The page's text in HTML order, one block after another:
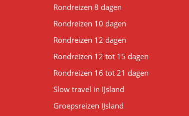
Rondreizen 8 dagen
Rondreizen 10 dagen
Rondreizen 12 dagen
Rondreizen 12 tot 15 dagen
Rondreizen 16 tot 21 dagen
Slow travel in IJsland
Groepsreizen IJsland